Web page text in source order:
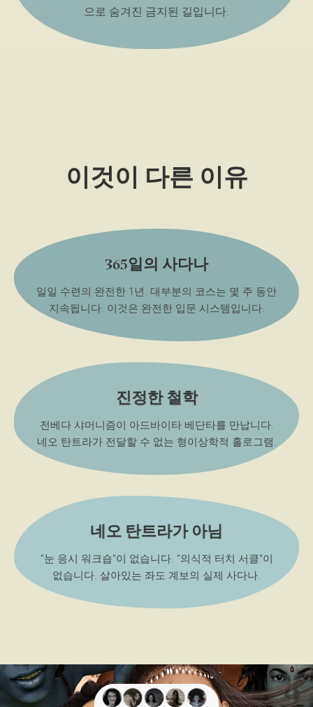
으로 숨겨진 금지된 길입니다.
이것이 다른 이유
365일의 사다나
일일 수련의 완전한 1년. 대부분의 코스는 몇 주 동안
지속됩니다. 이것은 완전한 입문 시스템입니다.
진정한 철학
전베다 샤머니즘이 아드바이타 베단타를 만납니다.
네오 탄트라가 전달할 수 없는 형이상학적 홀로그램.
네오 탄트라가 아님
"눈 응시 워크숍"이 없습니다. "의식적 터치 서클"이
없습니다. 살아있는 좌도 계보의 실제 사다나.